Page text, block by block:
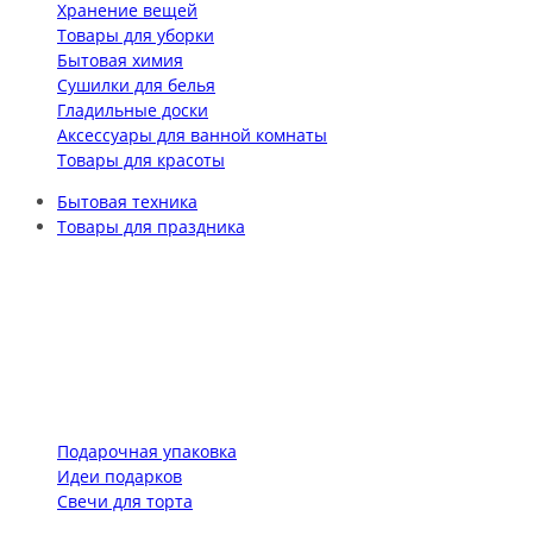
Хранение вещей
Товары для уборки
Бытовая химия
Сушилки для белья
Гладильные доски
Аксессуары для ванной комнаты
Товары для красоты
Бытовая техника
Товары для праздника
Подарочная упаковка
Идеи подарков
Свечи для торта